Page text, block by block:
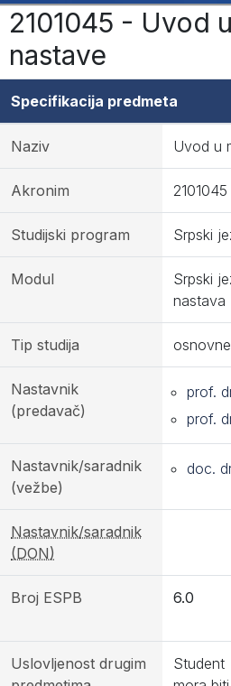
2101045 - Uvod
nastave
Specifikacija predmeta
Naziv Uvod u
Akronim 2101045
Studijski program Srpski
Modul
Srpski
nastava
Tip studija
Nastavnik
(predavač)
prof.
prof.
Nastavnik/saradnik
(vežbe)
doc.
Nastavnik/saradnik
(DON)
Broj ESPB 6.0
Uslovljenost drugim
Student